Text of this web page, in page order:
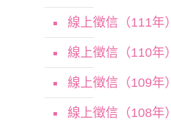
線上徵信（111年）
線上徵信（110年）
線上徵信（109年）
線上徵信（108年）